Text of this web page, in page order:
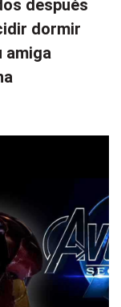
después
dormir
amiga